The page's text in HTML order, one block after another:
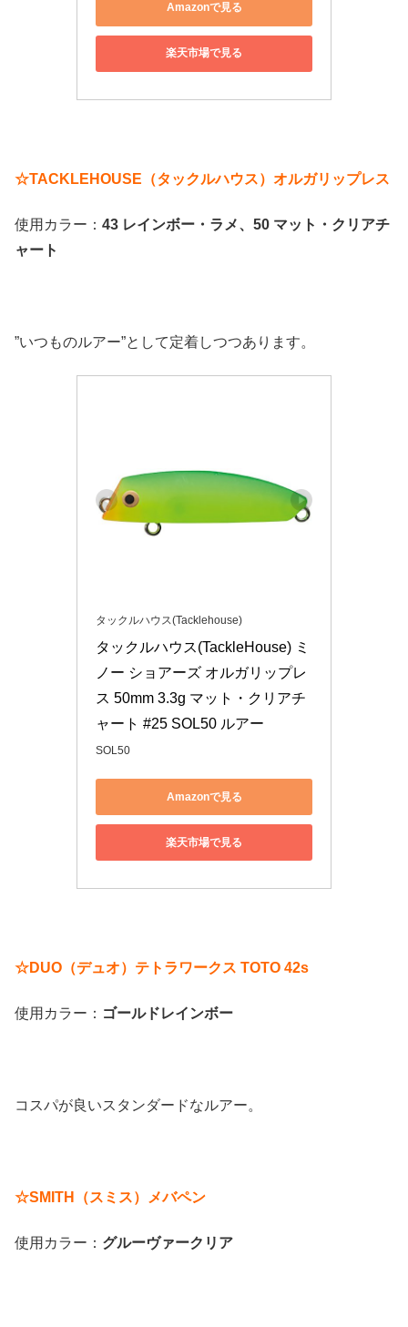
Amazonで見る
楽天市場で見る
☆TACKLEHOUSE（タックルハウス）オルガリップレス
使用カラー： 43 レインボー・ラメ、50 マット・クリアチ
ャート
”いつものルアー”として定着しつつあります。
タックルハウス(Tacklehouse)
タックルハウス(TackleHouse) ミ
ノー ショアーズ オルガリップレ
ス 50mm 3.3g マット・クリアチ
ャート #25 SOL50 ルアー
SOL50
Amazonで見る
楽天市場で見る
☆DUO（デュオ）テトラワークス TOTO 42s
使用カラー： ゴールドレインボー
コスパが良いスタンダードなルアー。
☆SMITH（スミス）メバペン
使用カラー： グルーヴァークリア